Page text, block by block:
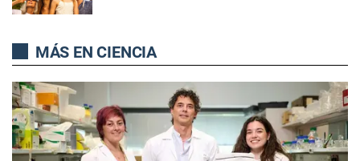
MÁS EN CIENCIA